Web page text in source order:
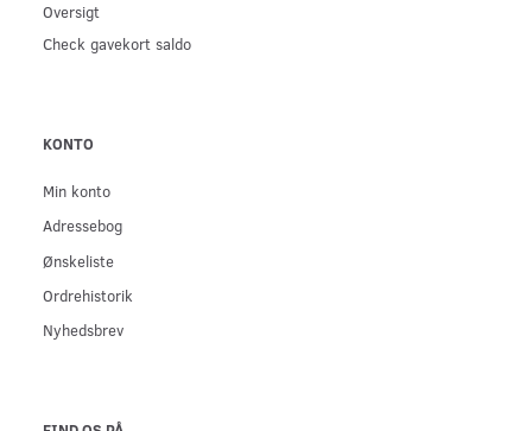
Oversigt
Check gavekort saldo
KONTO
Min konto
Adressebog
Ønskeliste
Ordrehistorik
Nyhedsbrev